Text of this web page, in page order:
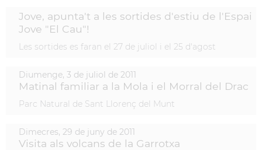
Jove, apunta't a les sortides d'estiu de l'Espai
Jove "El Cau"!
Les sortides es faran el 27 de juliol i el 25 d'agost
Diumenge, 3 de juliol de 2011
Matinal familiar a la Mola i el Morral del Drac
Parc Natural de Sant Llorenç del Munt
Dimecres, 29 de juny de 2011
Visita als volcans de la Garrotxa